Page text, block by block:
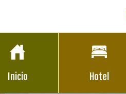
Inicio Hotel